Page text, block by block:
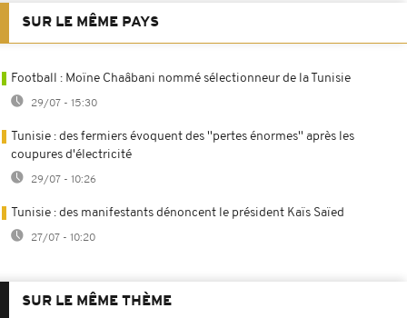
SUR LE MÊME PAYS
Football : Moïne Chaâbani nommé sélectionneur de la Tunisie
29/07 - 15:30
Tunisie : des fermiers évoquent des ''pertes énormes'' après les
coupures d'électricité
29/07 - 10:26
Tunisie : des manifestants dénoncent le président Kaïs Saïed
27/07 - 10:20
SUR LE MÊME THÈME